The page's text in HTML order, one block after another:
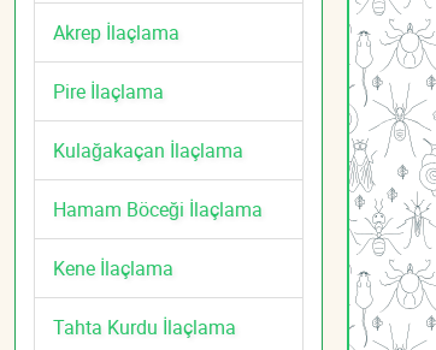
Akrep İlaçlama
Pire İlaçlama
Kulağakaçan İlaçlama
Hamam Böceği İlaçlama
Kene İlaçlama
Tahta Kurdu İlaçlama